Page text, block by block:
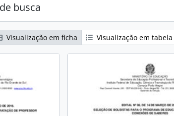
busca
Visualização em ficha Visualização em tabela